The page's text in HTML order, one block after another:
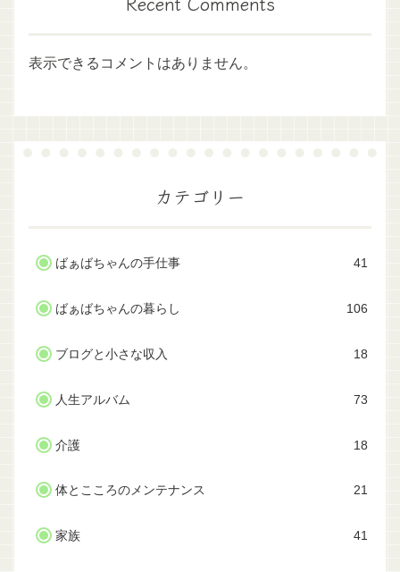
表示できるコメントはありません。
カテゴリー
ばぁばちゃんの手仕事 41
ばぁばちゃんの暮らし 106
ブログと小さな収入 18
人生アルバム 73
介護 18
体とこころのメンテナンス 21
家族 41